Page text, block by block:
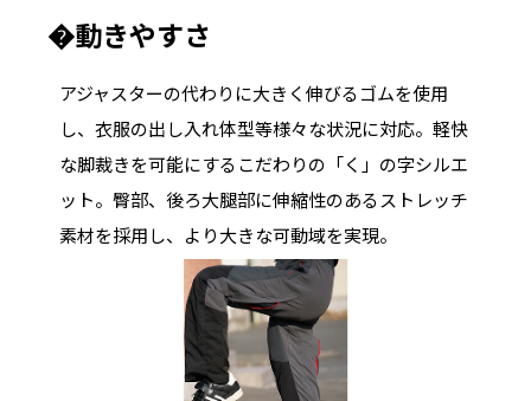
�動きやすさ
アジャスターの代わりに大きく伸びるゴムを使用
し、衣服の出し入れ体型等様々な状況に対応。軽快
な脚裁きを可能にするこだわりの「く」の字シルエ
ット。臀部、後ろ大腿部に伸縮性のあるストレッチ
素材を採用し、より大きな可動域を実現。